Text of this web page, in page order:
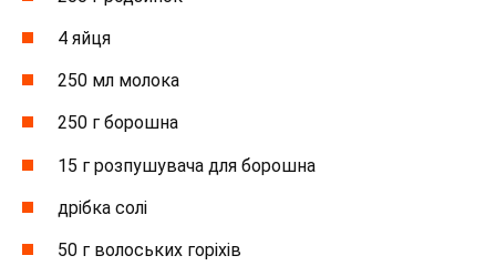
4 яйця
250 мл молока
250 г борошна
15 г розпушувача для борошна
дрібка солі
50 г волоських горіхів